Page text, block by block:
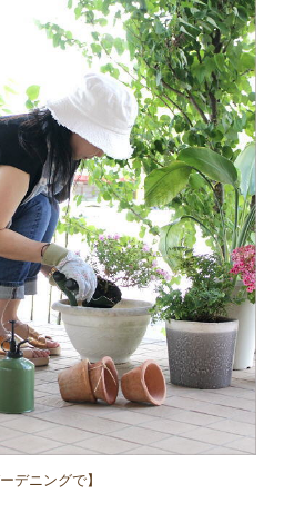
ーデニングで】